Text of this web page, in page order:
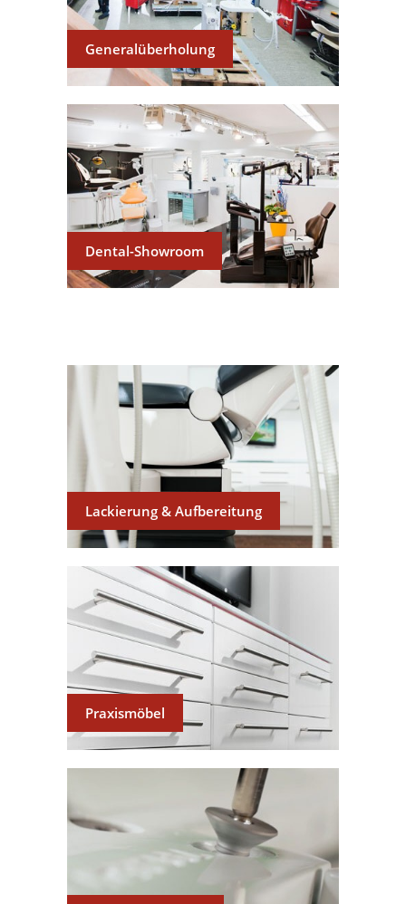
Generalüberholung
Dental-Showroom
Lackierung & Aufbereitung
Praxismöbel